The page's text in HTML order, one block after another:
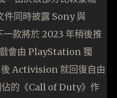
件同時披露 Sony 與
款將於 2023 年稍後推
會由 PlayStation 獨
Activision 就回復自由
的《Call of Duty》作